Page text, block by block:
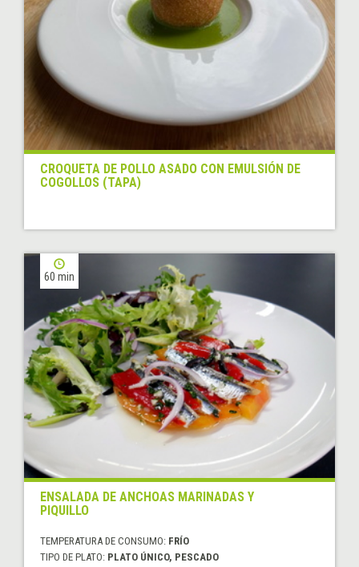
CROQUETA DE POLLO ASADO CON EMULSIÓN DE
COGOLLOS (TAPA)
60 min
ENSALADA DE ANCHOAS MARINADAS Y
PIQUILLO
TEMPERATURA DE CONSUMO: FRÍO
TIPO DE PLATO: PLATO ÚNICO, PESCADO